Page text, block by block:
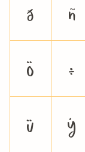
ð
ñ
ö
÷
ü
ý